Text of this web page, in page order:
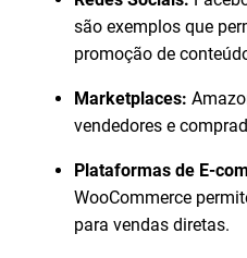
são exemplos que
promoção de
Marketplaces:
vendedores e
Plataformas de E-
WooCommerce
para vendas diretas.